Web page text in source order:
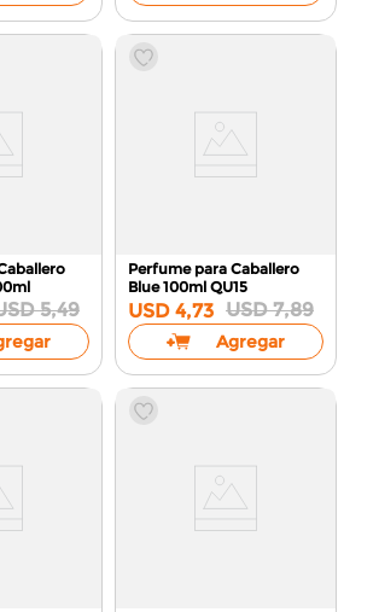
5,49
Perfume para Caballero
Blue 100ml QU15
USD 4,73 USD 7,89
Agregar